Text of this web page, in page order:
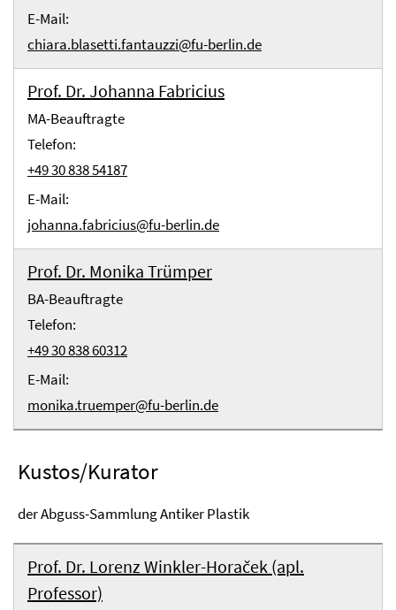
E-Mail:
chiara.blasetti.fantauzzi@fu-berlin.de
Prof. Dr. Johanna Fabricius
MA-Beauftragte
Telefon:
+49 30 838 54187
E-Mail:
johanna.fabricius@fu-berlin.de
Prof. Dr. Monika Trümper
BA-Beauftragte
Telefon:
+49 30 838 60312
E-Mail:
monika.truemper@fu-berlin.de
Kustos/Kurator
der Abguss-Sammlung Antiker Plastik
Prof. Dr. Lorenz Winkler-Horaček (apl.
Professor)